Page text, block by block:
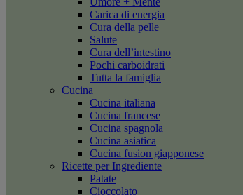
Carica di energia
Cura della pelle
Salute
Cura dell’intestino
Pochi carboidrati
Tutta la famiglia
Cucina
Cucina italiana
Cucina francese
Cucina spagnola
Cucina asiatica
Cucina fusion giapponese
Ricette per Ingrediente
Patate
Cioccolato